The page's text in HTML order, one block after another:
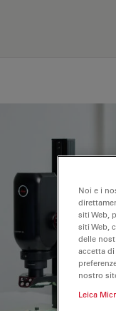
Noi e i
siti Web,
siti Web,
delle
accetta
nostro
Leica